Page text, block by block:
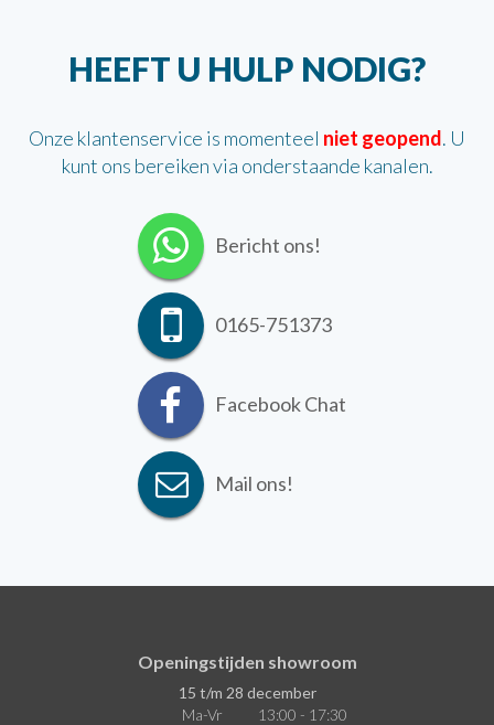
HEEFT U HULP NODIG?
Onze klantenservice is momenteel niet geopend. U
kunt ons bereiken via onderstaande kanalen.
Bericht ons!
0165-751373
Facebook Chat
Mail ons!
Openingstijden showroom
15 t/m 28 december
Ma-Vr
13:00 - 17:30